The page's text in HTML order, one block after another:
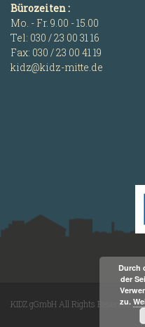
Bürozeiten :
Mo. - Fr. 9.00 - 15.00
Tel: 030 / 23 00 31 16
Fax: 030 / 23 00 41 19
kidz@kidz-mitte.de
KIDZ gGmbH All Rights Reserved
Durch
der
zu.